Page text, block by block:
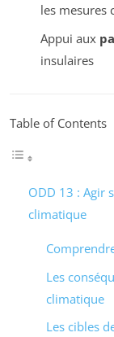
les mesures
Appui aux
insulaires
Table of Contents
ODD 13 : Agir
climatique
Les
climatique
Les cibles